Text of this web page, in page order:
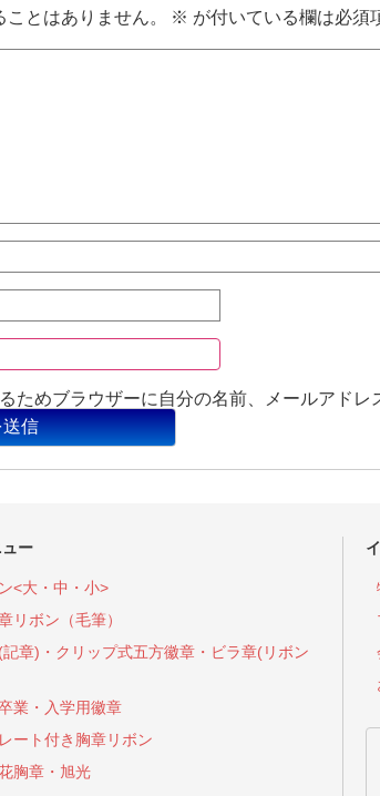
とはありません。 ※ が付いている欄は必須
ためブラウザーに自分の名前、メールアドレ
ー
<大・中・小>
リボン（毛筆）
章)・ クリップ式五方徽章・ビラ章(リボン
業・入学用徽章
ート付き胸章リボン
胸章・旭光